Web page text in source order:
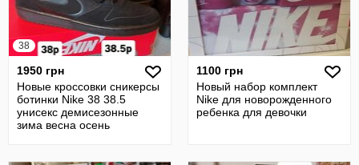
38
1950 грн
Новые кроссовки сникерсы
ботинки Nike 38 38.5
унисекс демисезонные
зима весна осень
1100 грн
Новый набор комплект
Nike для новорожденного
ребенка для девочки